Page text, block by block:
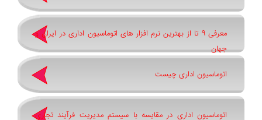
معرفی 9 تا از بهترین نرم افزار های اتوماسیون اداری در ایران و
جهان
اتوماسیون اداری چیست
اتوماسیون اداری در مقایسه با سیستم مدیریت فرآیند تجاری